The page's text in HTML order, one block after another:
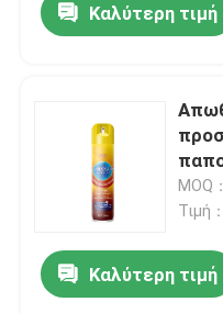
Deodorizer
Προστάτης
Χρώμα ακρών
Καλύτερη τιμή
MOQ
Τιμή
Καλύτερη τιμή